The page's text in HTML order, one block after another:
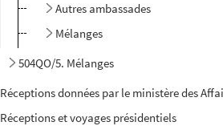
Autres ambassades
Mélanges
504QO/5. Mélanges
Réceptions données par le ministère des
Réceptions et voyages présidentiels